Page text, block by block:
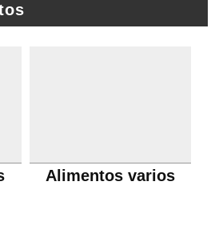
Alimentos varios